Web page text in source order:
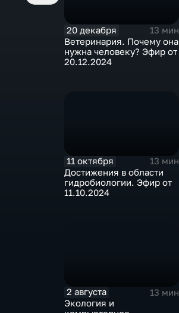
20 декабря
13 мин
Ветеринария. Почему она
нужна человеку? Эфир от
20.12.2024
11 октября
13 мин
Достижения в области
гидробиологии. Эфир от
11.10.2024
2 августа
13 мин
Экология и